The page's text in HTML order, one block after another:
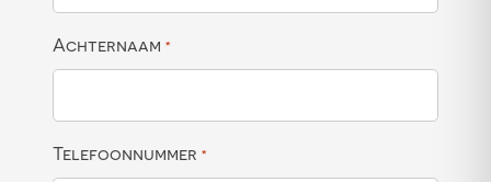
Achternaam *
Telefoonnummer *